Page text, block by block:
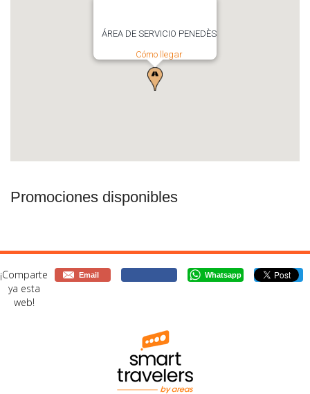
ÁREA DE SERVICIO PENEDÈS
Cómo llegar
Promociones disponibles
¡Comparte
ya esta
web!
Email Whatsapp